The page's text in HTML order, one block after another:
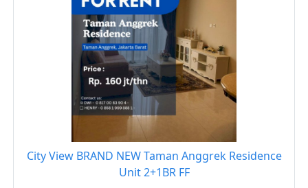
City View BRAND NEW Taman Anggrek Residence
Unit 2+1BR FF